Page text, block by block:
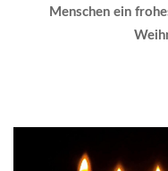
Menschen ein